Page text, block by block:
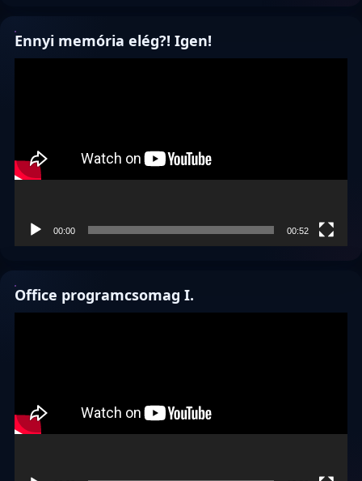
Ennyi memória elég?! Igen!
00:00 00:52
Office programcsomag I.